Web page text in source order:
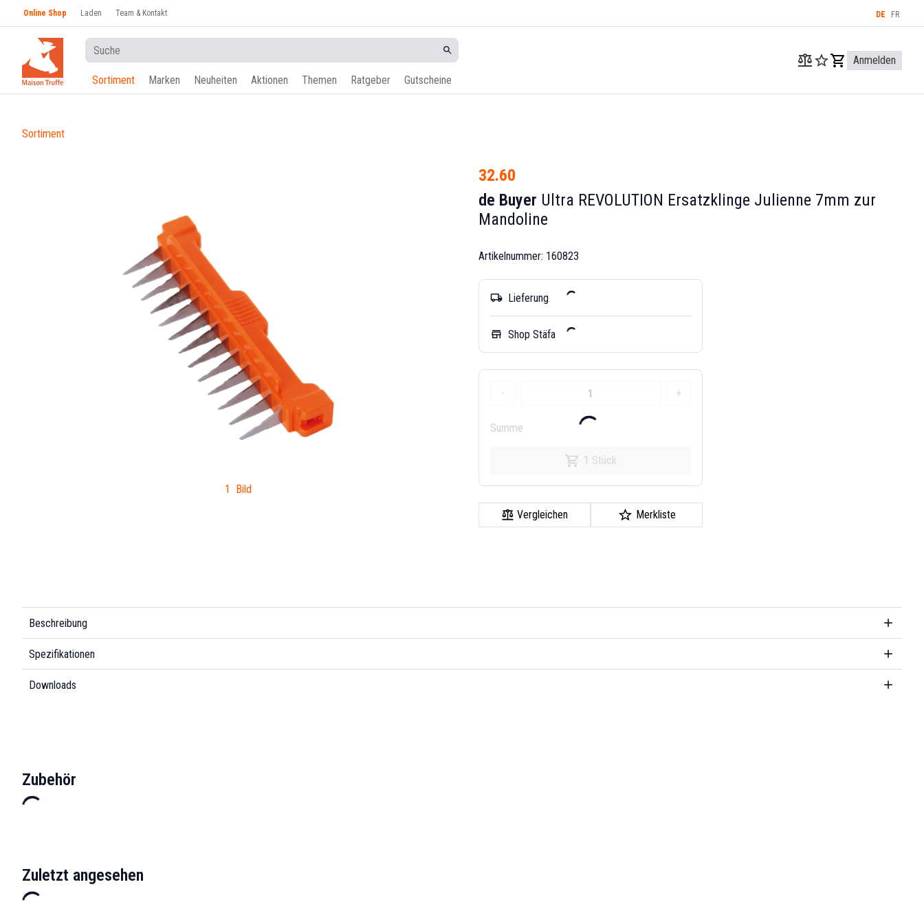
Online Shop Laden Team & Kontakt DE FR
Sortiment Marken Neuheiten Aktionen Themen Ratgeber Gutscheine
Anmelden
Sortiment
1 Bild
32.60
de Buyer Ultra REVOLUTION Ersatzklinge Julienne 7mm zur
Mandoline
Artikelnummer: 160823
local_shipping Lieferung
store Shop Stäfa
- +
Summe
1 Stück
Vergleichen Merkliste
Beschreibung
Spezifikationen
Downloads
Zubehör
Zuletzt angesehen